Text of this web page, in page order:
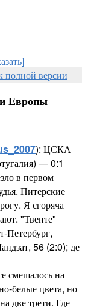
полной версии
Европы
): ЦСКА
— 0:1
в первом
Питерские
Я сгоряча
"Твенте"
Петербург,
56 (2:0); де
смешалось на
белые цвета, но
две трети. Где